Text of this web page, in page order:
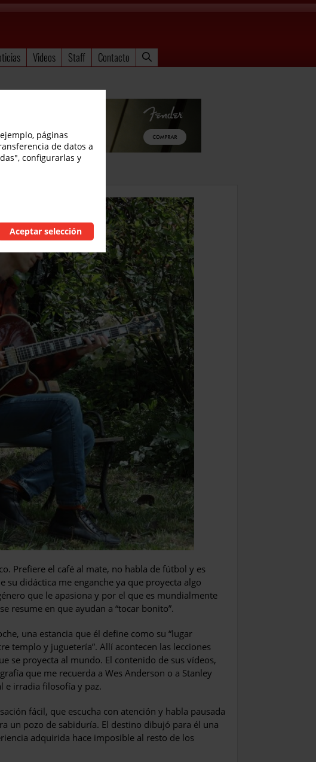
Videos Staff Contacto
Prefiere el café al mate, no habla de fútbol y es
su didáctica me enganche ya que proyecta algo
que le apasiona y por el que es mundialmente
resume en que ayudan a “tocar bonito”.
una estancia que él define como su “lugar
templo y juguetería”. Allí acontecen las lecciones
se proyecta al mundo. El contenido de sus vídeos,
que me recuerda a Wes Anderson o a Stanley
e irradia filosofía y paz.
fácil, que escucha con atención y habla pausada
un pozo de sabiduría. El destino dibujó para él una
adquirida hace imposible al resto de los
páginas
de datos a
configurarlas y
Aceptar selección